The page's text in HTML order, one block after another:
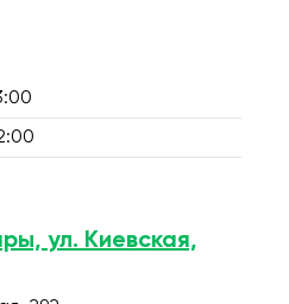
ул. Киевская,